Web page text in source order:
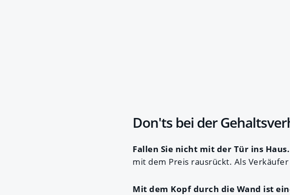
Don'ts bei der
Fallen Sie nicht mit der Tür ins Haus.
mit dem Preis rausrückt. Als
Mit dem Kopf durch die Wand ist